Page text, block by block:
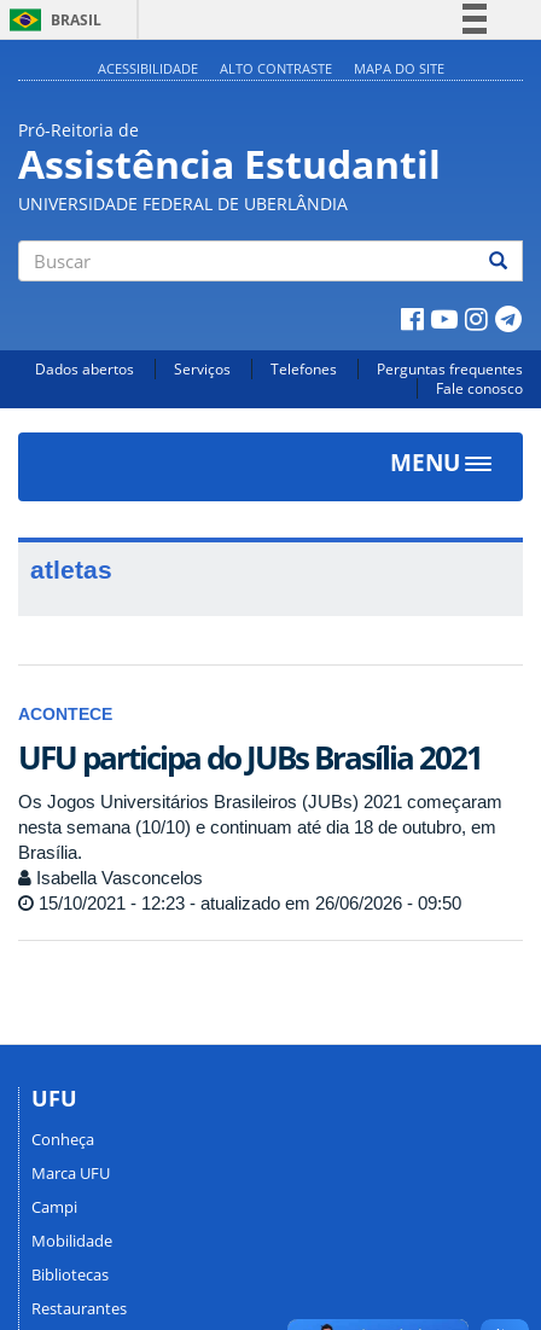
BRASIL
Acesso à informação
Legislação
Canais
ACESSIBILIDADE ALTO CONTRASTE MAPA DO SITE
Pró-Reitoria de
Assistência Estudantil
UNIVERSIDADE FEDERAL DE UBERLÂNDIA
Dados abertos Serviços Telefones
Perguntas frequentes
Fale conosco
MENU
Toggle
atletas
ACONTECE
UFU participa do JUBs Brasília 2021
Os Jogos Universitários Brasileiros (JUBs) 2021 começaram
nesta semana (10/10) e continuam até dia 18 de outubro, em
Brasília.
Isabella Vasconcelos
15/10/2021 - 12:23 - atualizado em 26/06/2026 - 09:50
UFU
Conheça
Marca UFU
Campi
Mobilidade
Bibliotecas
Restaurantes